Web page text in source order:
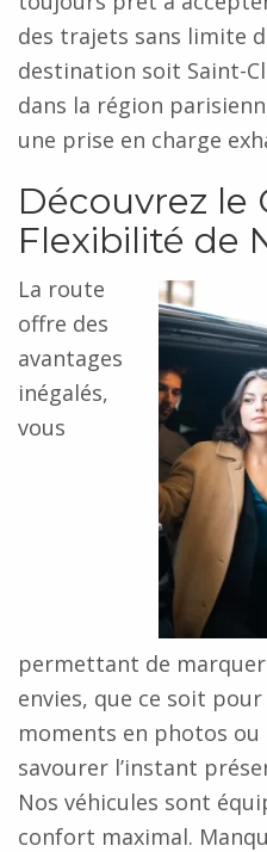
des trajets sans limite
destination soit Saint-
dans la région
une prise en charge
Découvrez le
Flexibilité de
La route
offre des
avantages
inégalés,
vous
permettant de marquer
envies, que ce soit
moments en photos
savourer l’instant
Nos véhicules sont
confort maximal.